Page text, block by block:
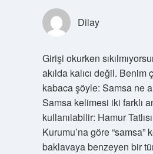
Dilay
Girişi okurken
akılda kalıcı değil. Benim
kabaca şöyle: Samsa ne
Samsa kelimesi iki farklı
kullanılabilir: Hamur
Kurumu’na göre “samsa”
baklavaya benzeyen bir